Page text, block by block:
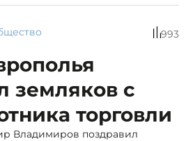
993
земляков с
торговли
Владимиров поздравил